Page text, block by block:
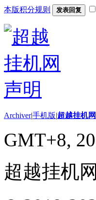
本版积分规则 发表回复
Archiver|手机版|超越挂机网
GMT+8,
超越挂机